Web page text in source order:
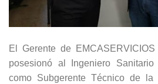
El Gerente de
posesionó al Ingeniero
como Subgerente Técnico de la